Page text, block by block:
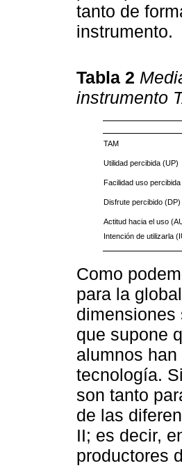
tanto de
instrumento.
Tabla 2
instrumento
TAM
Utilidad percibida (UP)
Facilidad uso
Disfrute percibido (DP)
Actitud hacia el uso
Intención de utilizarla
Como
para la
dimensiones
que supone
alumnos
tecnología.
son tanto
de las
II; es decir,
productores